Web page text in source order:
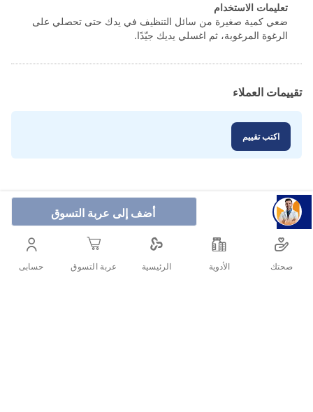
أضف إلى عربة التسوق
تعليمات الاستخدام
ضعي كمية صغيرة من سائل التنظيف في يدك حتى تحصلي على
الرغوة المرغوبة، ثم اغسلي يديك جيّدًا.
تقييمات العملاء
اكتب تقييم
صحتك الأدوية الرئيسية عربة التسوق حسابى